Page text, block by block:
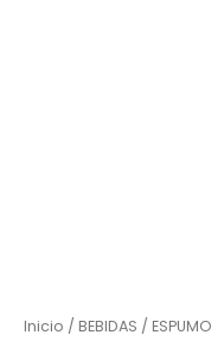
Inicio / BEBIDAS /